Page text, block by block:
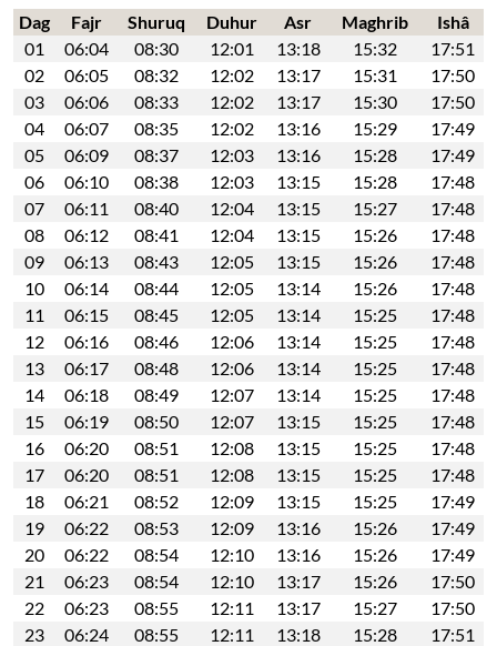
Dag Fajr Shuruq Duhur Asr Maghrib
Ishâ
01
06:04 08:30 12:01 13:18 15:32
17:51
02
06:05 08:32 12:02 13:17 15:31
17:50
03
06:06 08:33 12:02 13:17 15:30
17:50
04
06:07 08:35 12:02 13:16 15:29
17:49
05
06:09 08:37 12:03 13:16 15:28
17:49
06
06:10 08:38 12:03 13:15 15:28
17:48
07
06:11 08:40 12:04 13:15 15:27
17:48
08
06:12 08:41 12:04 13:15 15:26
17:48
09
06:13 08:43 12:05 13:15 15:26
17:48
10
06:14 08:44 12:05 13:14 15:26
17:48
11
06:15 08:45 12:05 13:14 15:25
17:48
12
06:16 08:46 12:06 13:14 15:25
17:48
13
06:17 08:48 12:06 13:14 15:25
17:48
14
06:18 08:49 12:07 13:14 15:25
17:48
15
06:19 08:50 12:07 13:15 15:25
17:48
16
06:20 08:51 12:08 13:15 15:25
17:48
17
06:20 08:51 12:08 13:15 15:25
17:48
18
06:21 08:52 12:09 13:15 15:25
17:49
19
06:22 08:53 12:09 13:16 15:26
17:49
20
06:22 08:54 12:10 13:16 15:26
17:49
21
06:23 08:54 12:10 13:17 15:26
17:50
22
06:23 08:55 12:11 13:17 15:27
17:50
23
06:24 08:55 12:11 13:18 15:28
17:51